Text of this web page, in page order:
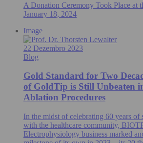
A Donation Ceremony Took Place at
January 18, 2024
Image
22 Dezembro 2023
Blog
Gold Standard for Two
of GoldTip is Still Unbeaten
Ablation Procedures
In the midst of celebrating 60 years of
with the healthcare community,
Electrophysiology business marked